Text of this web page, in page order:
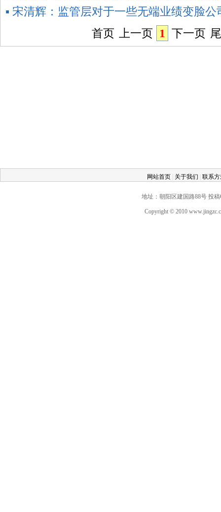
▪ 宋清辉：监管层对于一些无端业绩变脸公
首页
上一页 1 下一页
网站首页 关于我们 联系
地址：朝阳区建国路88号 投稿
Copyright © 2010